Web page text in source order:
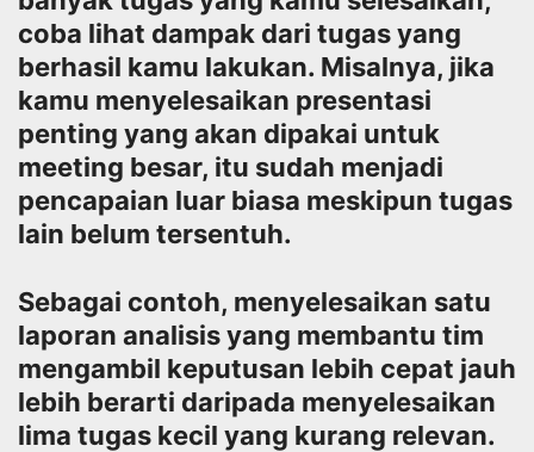
coba lihat dampak dari tugas yang
berhasil kamu lakukan. Misalnya, jika
kamu menyelesaikan presentasi
penting yang akan dipakai untuk
meeting besar, itu sudah menjadi
pencapaian luar biasa meskipun tugas
lain belum tersentuh.
Sebagai contoh, menyelesaikan satu
laporan analisis yang membantu tim
mengambil keputusan lebih cepat jauh
lebih berarti daripada menyelesaikan
lima tugas kecil yang kurang relevan.